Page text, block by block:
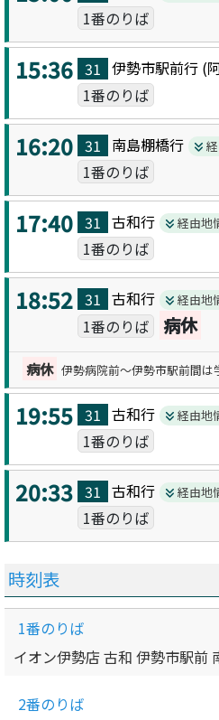
1番のりば
15:36 31 伊勢市駅前行 (
1番のりば
16:20 31 南島棚橋行
1番のりば
17:40 31 古和行 経由地
1番のりば
18:52 31 古和行 経由地
1番のりば 病休
病休 伊勢病院前～伊勢市駅前間は
19:55 31 古和行 経由地
1番のりば
20:33 31 古和行 経由地
1番のりば
時刻表
1番のりば
イオン伊勢店 古和 伊勢市駅前
2番のりば